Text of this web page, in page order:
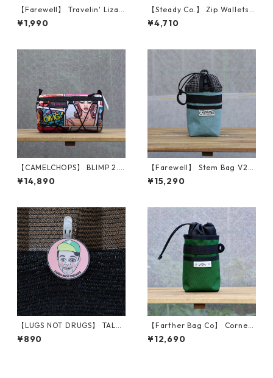
【Farewell】 Travelin' Lizar
d Lapel Pin
¥1,990
【Steady Co.】 Zip Wallets
(Fetti Camo, Green)
¥4,710
【CAMELCHOPS】 BLIMP 2.0
（Pop Art）
¥14,890
【Farewell】 Stem Bag V2
（Glacier Blue X11）
¥15,290
【LUGS NOT DRUGS】 TALKI
NG HEAD STICKER
¥890
【Farther Bag Co】 Corner
Pocket Stem Bag (Forest Gr
een)
¥12,690